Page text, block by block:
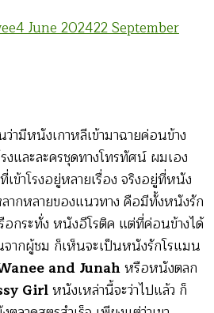
4 June 202422 September
…
ามีหนังเกาหลีเข้ามาฉายค่อนข้าง
และละครชุดทางโทรทัศน์ ผมเอง
ข้าโรงอยู่หลายเรื่อง จริงอยู่ที่หนัง
ากหลายของแนวทาง คือมีทั้งหนังรัก
ระทั่ง หนังอีโรติค แต่ที่ค่อนข้างได้
ากผู้ชม ก็เห็นจะเป็นหนังรักโรแมน
and Junahหรือหนังตลก
Girlหนังเหล่านี้จะว่าไปแล้ว ก็